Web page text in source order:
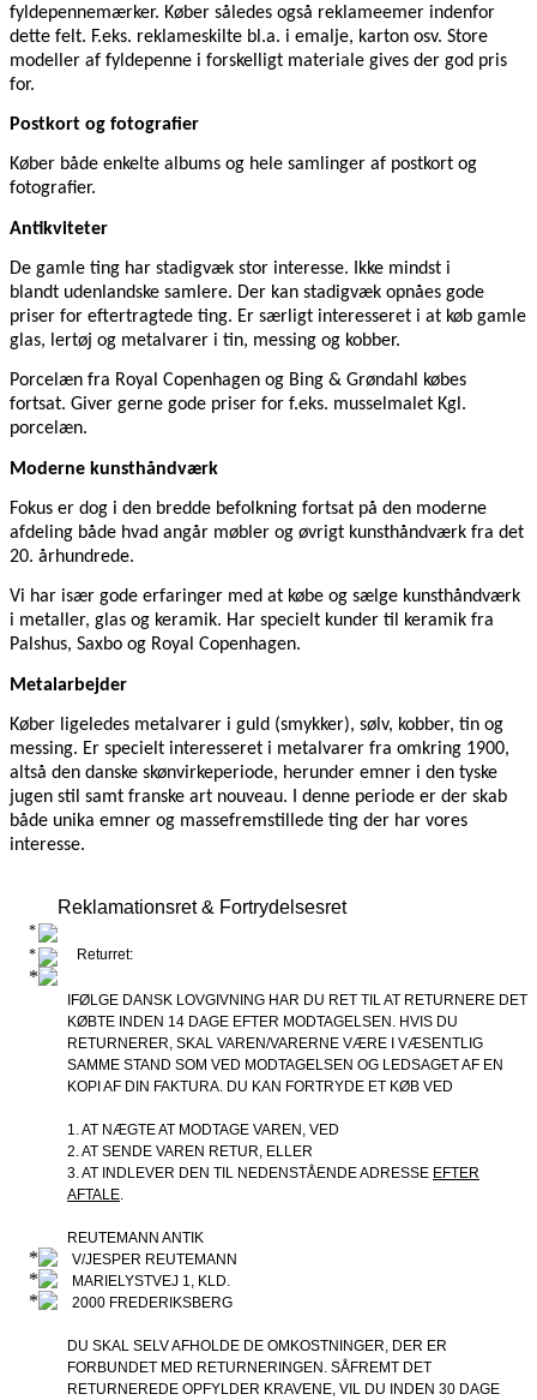
fyldepennemærker. Køber således også reklameemer indenfor
dette felt. F.eks. reklameskilte bl.a. i emalje, karton osv. Store
modeller af fyldepenne i forskelligt materiale gives der god pris
for.
Postkort og fotografier
Køber både enkelte albums og hele samlinger af postkort og
fotografier.
Antikviteter
De gamle ting har stadigvæk stor interesse. Ikke mindst i
blandt udenlandske samlere. Der kan stadigvæk opnåes gode
priser for eftertragtede ting. Er særligt interesseret i at køb gamle
glas, lertøj og metalvarer i tin, messing og kobber.
Porcelæn fra Royal Copenhagen og Bing & Grøndahl købes
fortsat. Giver gerne gode priser for f.eks. musselmalet Kgl.
porcelæn.
Moderne kunsthåndværk
Fokus er dog i den bredde befolkning fortsat på den moderne
afdeling både hvad angår møbler og øvrigt kunsthåndværk fra det
20. århundrede.
Vi har især gode erfaringer med at købe og sælge kunsthåndværk
i metaller, glas og keramik. Har specielt kunder til keramik fra
Palshus, Saxbo og Royal Copenhagen.
Metalarbejder
Køber ligeledes metalvarer i guld (smykker), sølv, kobber, tin og
messing. Er specielt interesseret i metalvarer fra omkring 1900,
altså den danske skønvirkeperiode, herunder emner i den tyske
jugen stil samt franske art nouveau. I denne periode er der skab
både unika emner og massefremstillede ting der har vores
interesse.
Reklamationsret & Fortrydelsesret
Returret:
IFØLGE DANSK LOVGIVNING HAR DU RET TIL AT RETURNERE DET
KØBTE INDEN 14 DAGE EFTER MODTAGELSEN. HVIS DU
RETURNERER, SKAL VAREN/VARERNE VÆRE I VÆSENTLIG
SAMME STAND SOM VED MODTAGELSEN OG LEDSAGET AF EN
KOPI AF DIN FAKTURA. DU KAN FORTRYDE ET KØB VED
1. AT NÆGTE AT MODTAGE VAREN, VED
2. AT SENDE VAREN RETUR, ELLER
3. AT INDLEVER DEN TIL NEDENSTÅENDE ADRESSE EFTER
AFTALE.
REUTEMANN ANTIK
V/JESPER REUTEMANN
MARIELYSTVEJ 1, KLD.
2000 FREDERIKSBERG
DU SKAL SELV AFHOLDE DE OMKOSTNINGER, DER ER
FORBUNDET MED RETURNERINGEN. SÅFREMT DET
RETURNEREDE OPFYLDER KRAVENE, VIL DU INDEN 30 DAGE